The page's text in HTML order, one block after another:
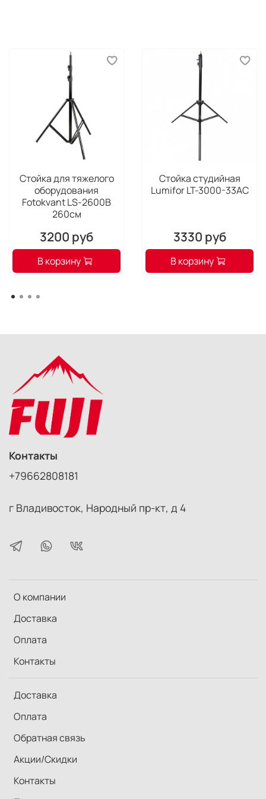
Диаметр труб стойки: 35-30-25мм
Максимальная нагрузка: 8-10 кг.
Стойка для тяжелого
оборудования
Fotokvant LS-2600B
260см
3200 руб
В корзину
Стойка студийная
Lumifor LT-3000-33AC
3330 руб
В корзину
О компании
Доставка
Оплата
Контакты
Доставка
Оплата
Обратная связь
Акции/Скидки
Контакты
Контакты
+79662808181
г Владивосток, Народный пр-кт, д 4